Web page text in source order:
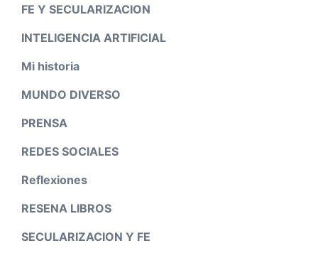
FE Y SECULARIZACION
INTELIGENCIA ARTIFICIAL
Mi historia
MUNDO DIVERSO
PRENSA
REDES SOCIALES
Reflexiones
RESENA LIBROS
SECULARIZACION Y FE